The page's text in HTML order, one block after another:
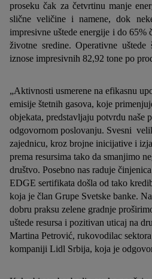
proseku čak za četvrtinu manje
slične veličine i namene, dok
impresivne uštede energije i do
životne sredine. Operativne
iznose impresivnih 82,92 tone po
„Aktivnosti usmerene na efikasnu
emisije štetnih gasova, koje
objekata, predstavljaju potvrdu naše
odgovornom poslovanju. Svesni
zajednicu, kroz brojne inicijative i
prema resursima tako da smanjimo
društvo. Posebno nas raduje
EDGE sertifikata došla od tako
koja je član Grupe Svetske banke.
dobru praksu zelene gradnje
uštede resursa i pozitivan uticaj na
Martina Petrović, rukovodilac
kompaniji Lidl Srbija, koja je